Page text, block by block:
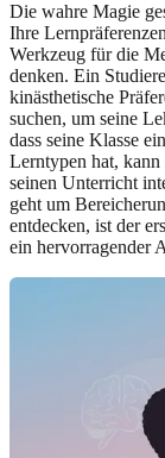
Die wahre Magie
Ihre
Werkzeug für die
denken. Ein
kinästhetische
suchen, um seine
dass seine Klasse
Lerntypen hat,
seinen Unterricht
geht um
entdecken, ist der
ein hervorragender